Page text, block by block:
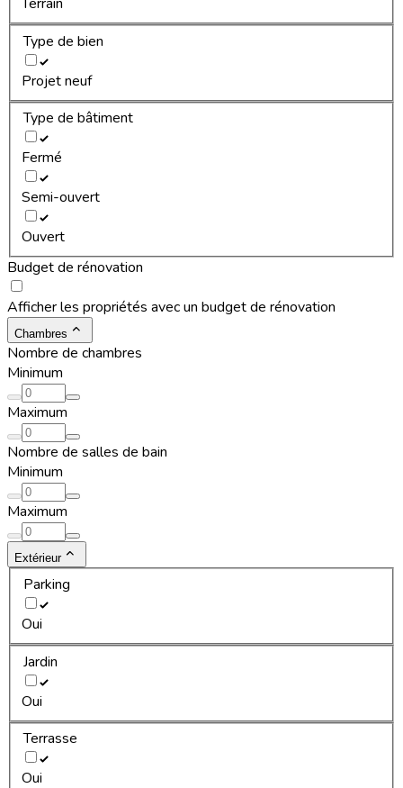
Type de bien
Projet neuf
Type de bâtiment
Fermé
Semi-ouvert
Ouvert
Budget de rénovation
Afficher les propriétés avec un budget de rénovation
Chambres
Nombre de chambres
Minimum
Maximum
Nombre de salles de bain
Minimum
Maximum
Extérieur
Parking
Oui
Jardin
Oui
Terrasse
Oui